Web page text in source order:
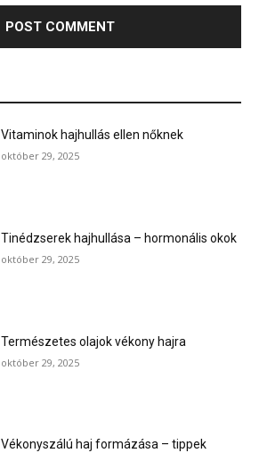
Vitaminok hajhullás ellen nőknek
október 29, 2025
Tinédzserek hajhullása – hormonális okok
október 29, 2025
Természetes olajok vékony hajra
október 29, 2025
Vékonyszálú haj formázása – tippek